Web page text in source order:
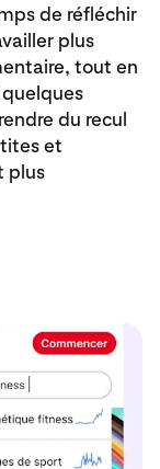
de réfléchir
plus
tout en
du recul
et
plus